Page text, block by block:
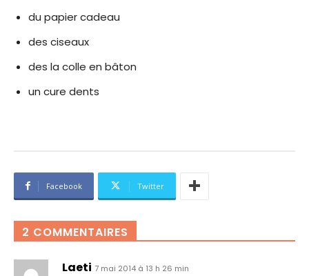
du papier cadeau
des ciseaux
des la colle en bâton
un cure dents
Facebook Twitter
2 COMMENTAIRES
Laeti 7 mai 2014 à 13 h 26 min